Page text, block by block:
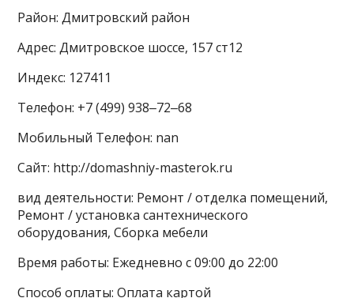
Район: Дмитровский район
Адрес: Дмитровское шоссе, 157 ст12
Индекс: 127411
Телефон: +7 (499) 938‒72‒68
Мобильный Телефон: nan
Сайт: http://domashniy-masterok.ru
вид деятельности: Ремонт / отделка помещений,
Ремонт / установка сантехнического
оборудования, Сборка мебели
Время работы: Ежедневно с 09:00 до 22:00
Способ оплаты: Оплата картой